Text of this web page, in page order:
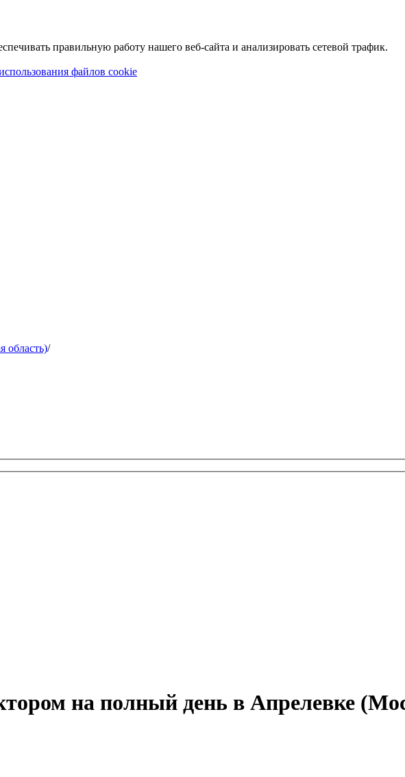
правильную работу нашего веб-сайта и анализировать сетевой трафик.
файлов cookie
область)/
на полный день в Апрелевке